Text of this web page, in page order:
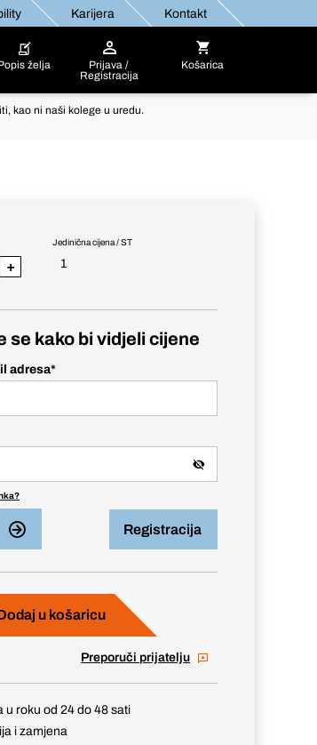
Karijera Kontakt
želja
Prijava /
Registracija
Košarica
kao ni naši kolege u uredu.
Jedinična cijena / ST
1
+
se kako bi vidjeli cijene
adresa*
Registracija
u košaricu
Preporuči prijatelju
u roku od 24 do 48 sati
i zamjena